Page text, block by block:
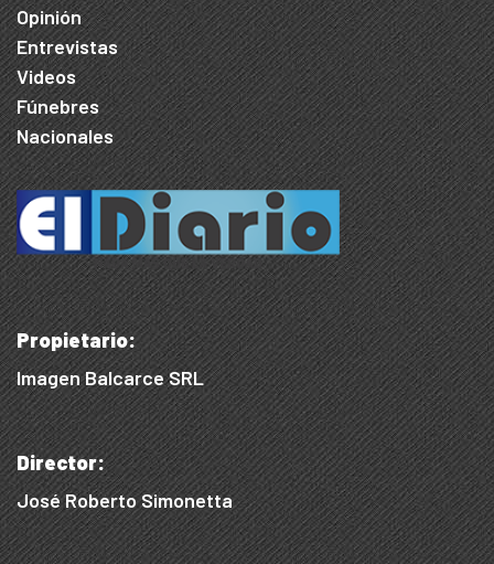
Opinión
Entrevistas
Videos
Fúnebres
Nacionales
Propietario:
Imagen Balcarce SRL
Director:
José Roberto Simonetta